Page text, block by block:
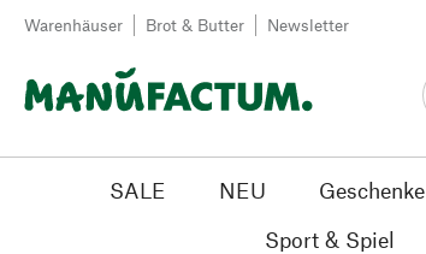
Zum Inhalt springen
Warenhäuser Brot & Butter Newsletter
SALE NEU Geschenke
Sport & Spiel